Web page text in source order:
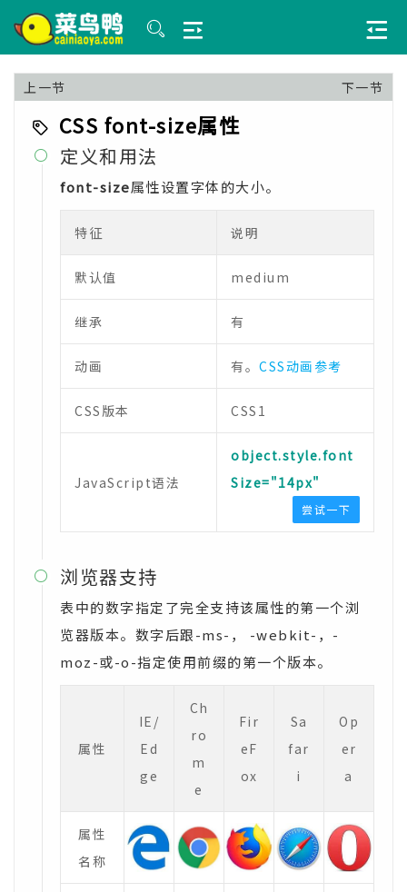
上一节 下一节
CSS font-size属性
 定义和用法
font-size属性设置字体的大小。
特征 说明
默认值 medium
继承 有
动画 有。 CSS动画参考
CSS版本 CSS1
JavaScript语法
object.style.font
Size="14px"
尝试一下
 浏览器支持
表中的数字指定了完全支持该属性的第一个浏
览器版本。数字后跟-ms-， -webkit-，-
moz-或-o-指定使用前缀的第一个版本。
属性
IE/
Ed
ge
Ch
ro
m
e
Fir
eF
ox
Sa
far
i
Op
er
a
属性
名称